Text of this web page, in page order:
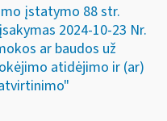
įstatymo 88 str.
2024-10-23 Nr.
ar baudos už
atidėjimo ir (ar)